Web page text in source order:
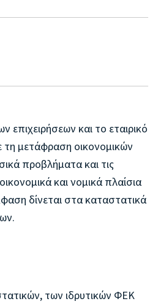
και το εταιρικό
τη μετάφραση οικονομικών
προβλήματα και τις
και νομικά πλαίσια
δίνεται στα καταστατικά
των ιδρυτικών ΦΕΚ